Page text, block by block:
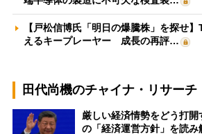
【戸松信博氏「明日の爆騰株」を探せ
えるキープレーヤー 成長の再評…
田代尚機のチャイナ・リサーチ
厳しい経済情勢をどう打
の「経済運営方針」を読